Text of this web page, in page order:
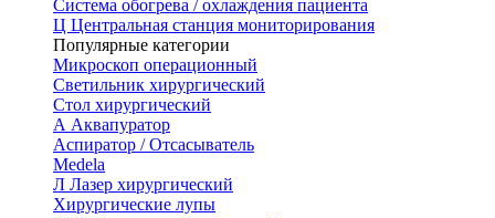
Система обогрева / охлаждения пациента
Ц Центральная станция мониторирования
Популярные категории
Микроскоп операционный
Светильник хирургический
Стол хирургический
А Аквапуратор
Аспиратор / Отсасыватель
Medela
Л Лазер хирургический
Хирургические лупы